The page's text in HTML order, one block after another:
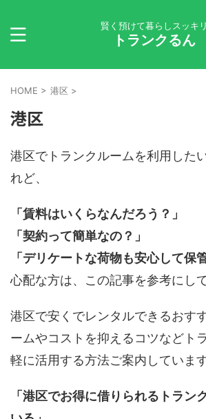
賢く預けて暮らしスッキリ
トランクるん
HOME > 港区 >
港区
港区でトランクルームを利用した
れど、
「賃料はいくらなんだろう？」
「契約って簡単なの？」
「デリケートな荷物も安心して保
心配な方は、この記事を参考にし
港区で安くでレンタルできるおす
ームやコストを抑えるコツなどト
軽に活用する方法ご案内しています
「港区でお得に借りられるトラン